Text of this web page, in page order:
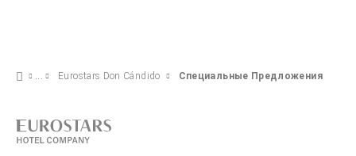
Eurostars Don Cándido Специальные Предложения